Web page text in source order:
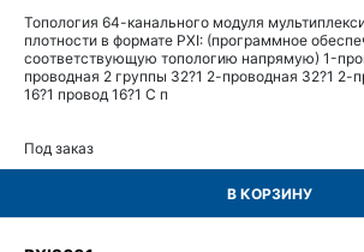
Топология 64-канального модуля
плотности в формате PXI: (программное
соответствующую топологию напрямую) 1-
проводная 2 группы 32?1 2-проводная 32?1 2-
16?1 провод 16?1 С п
Под заказ
В КОРЗИНУ